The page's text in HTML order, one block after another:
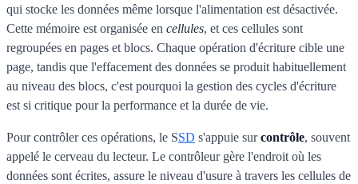
qui stocke les données même lorsque l'alimentation est désactivée.
Cette mémoire est organisée en cellules, et ces cellules sont
regroupées en pages et blocs. Chaque opération d'écriture cible une
page, tandis que l'effacement des données se produit habituellement
au niveau des blocs, c'est pourquoi la gestion des cycles d'écriture
est si critique pour la performance et la durée de vie.
Pour contrôler ces opérations, le SSD s'appuie surcontrôle, souvent
appelé le cerveau du lecteur. Le contrôleur gère l'endroit où les
données sont écrites, assure le niveau d'usure à travers les cellules de